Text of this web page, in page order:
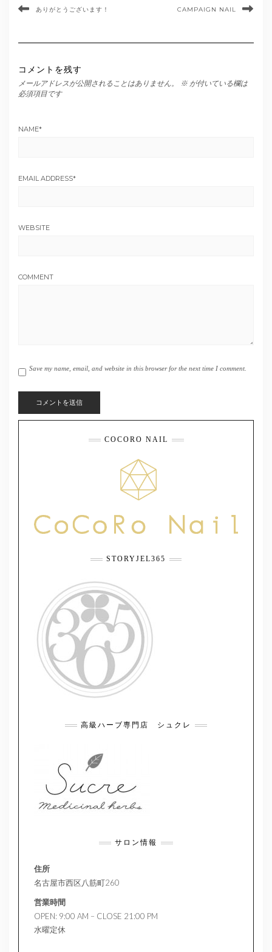
ありがとうございます！ CAMPAIGN NAIL
コメントを残す
メールアドレスが公開されることはありません。 ※ が付いている欄は
必須項目です
NAME*
EMAIL ADDRESS*
WEBSITE
COMMENT
Save my name, email, and website in this browser for the next time I comment.
COCORO NAIL
STORYJEL365
高級ハーブ専門店 シュクレ
サロン情報
住所
名古屋市西区八筋町260
営業時間
OPEN: 9:00 AM – CLOSE 21:00 PM
水曜定休